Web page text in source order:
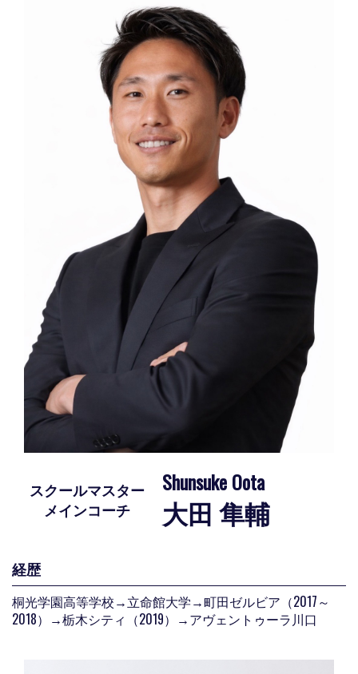
スクールマスター
メインコーチ
Shunsuke Oota
大田 隼輔
経歴
桐光学園高等学校→立命館大学→町田ゼルビア（2017～
2018）→栃木シティ（2019）→アヴェントゥーラ川口